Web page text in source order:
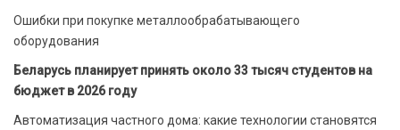
Ошибки при покупке металлообрабатывающего
оборудования
Беларусь планирует принять около 33 тысяч студентов на
бюджет в 2026 году
Автоматизация частного дома: какие технологии становятся